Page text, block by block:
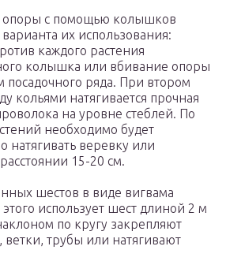
опоры с помощью колышков
их использования:
каждого растения
колышка или вбивание опоры
посадочного ряда. При втором
кольями натягивается прочная
на уровне стеблей. По
необходимо будет
натягивать веревку или
15-20 см.
шестов в виде вигвама
использует шест длиной 2 м
по кругу закрепляют
ветки, трубы или натягивают